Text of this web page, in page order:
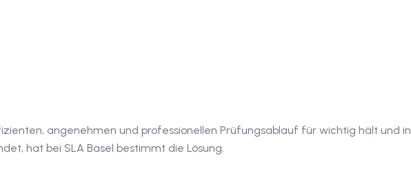
angenehmen und professionellen Prüfungsablauf für wichtig hält und
hat bei SLA Basel bestimmt die Lösung.